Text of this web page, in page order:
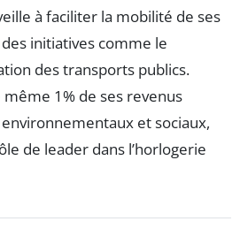
à faciliter la mobilité de ses
initiatives comme le
des transports publics.
même 1% de ses revenus
et sociaux,
de leader dans l’horlogerie